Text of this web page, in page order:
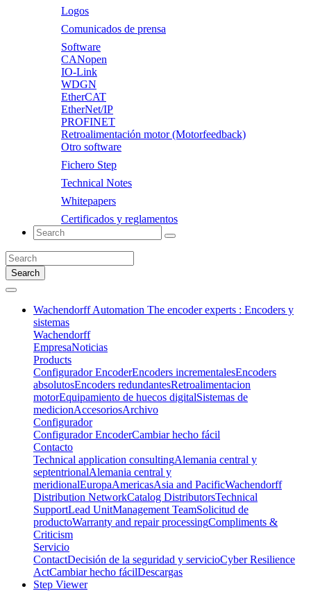
Logos
Comunicados de prensa
Software
CANopen
IO-Link
WDGN
EtherCAT
EtherNet/IP
PROFINET
Retroalimentación motor (Motorfeedback)
Otro software
Fichero Step
Technical Notes
Whitepapers
Certificados y reglamentos
Search
Wachendorff Automation The encoder experts : Encoders y
sistemas
Wachendorff
EmpresaNoticias
Products
Configurador EncoderEncoders incrementalesEncoders
absolutosEncoders redundantesRetroalimentacion
motorEquipamiento de huecos digitalSistemas de
medicionAccesoriosArchivo
Configurador
Configurador EncoderCambiar hecho fácil
Contacto
Technical application consultingAlemania central y
septentrionalAlemania central y
meridionalEuropaAmericasAsia and PacificWachendorff
Distribution NetworkCatalog DistributorsTechnical
SupportLead UnitManagement TeamSolicitud de
productoWarranty and repair processingCompliments &
Criticism
Servicio
ContactDecisión de la seguridad y servicioCyber Resilience
ActCambiar hecho fácilDescargas
Step Viewer